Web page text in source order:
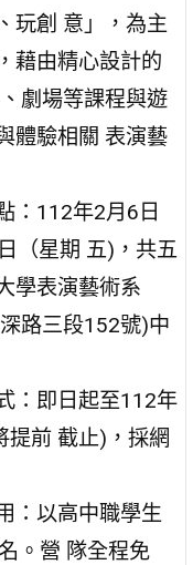
玩創 意」，為主
藉由精心設計的
劇場等課程與遊
體驗相關 表演藝
：112年2月6日
（星期 五)，共五
學表演藝術系
路三段152號)中
：即日起至112年
提前 截止)，採網
：以高中職學生
。營 隊全程免